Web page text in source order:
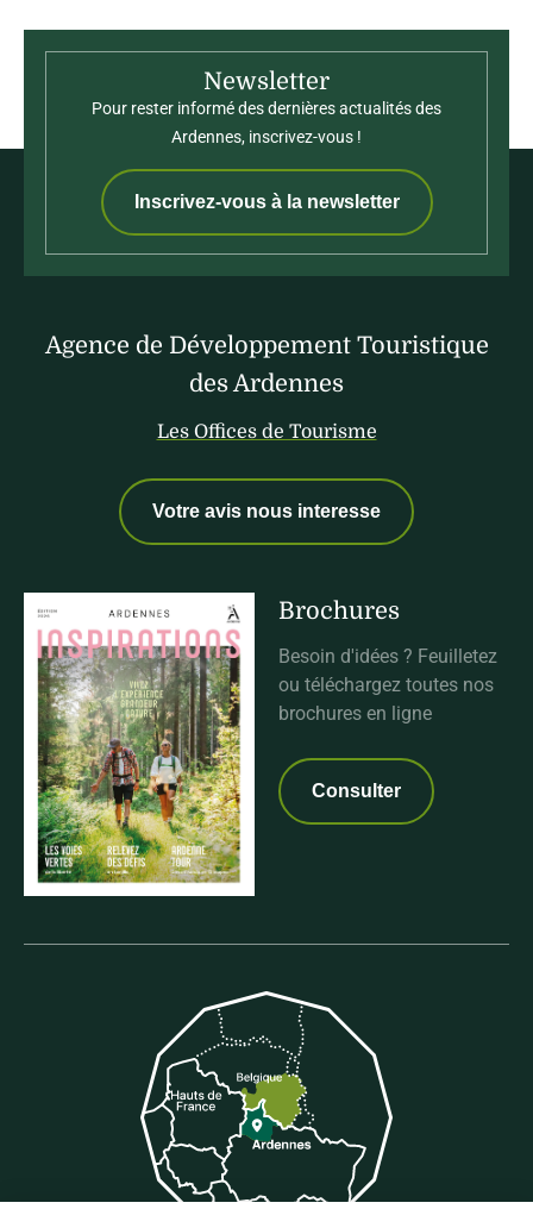
Newsletter
Pour rester informé des dernières actualités des
Ardennes, inscrivez-vous !
Inscrivez-vous à la newsletter
Agence de Développement Touristique
des Ardennes
Les Offices de Tourisme
Votre avis nous interesse
Brochures
Besoin d'idées ? Feuilletez
ou téléchargez toutes nos
brochures en ligne
Consulter